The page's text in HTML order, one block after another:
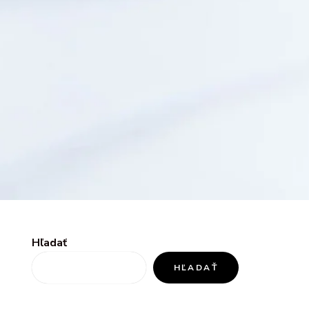
Hľadať
HĽADAŤ